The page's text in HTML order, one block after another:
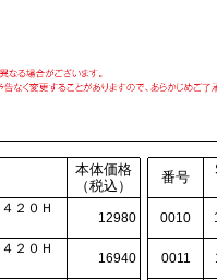
本体価格
（税込）
番号
２０Ｈ
12980 0010
２０Ｈ
16940 0011